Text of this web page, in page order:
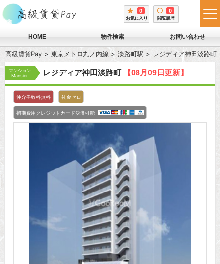
0
お気に入り
0
閲覧履歴
HOME 物件検索 お問い合わせ
高級賃貸Pay 東京メトロ丸ノ内線 淡路町駅 レジディア神田淡路町
マンション
Mansion
レジディア神田淡路町 【08月09日更新】
仲介手数料無料 礼金ゼロ
初期費用クレジットカード決済可能